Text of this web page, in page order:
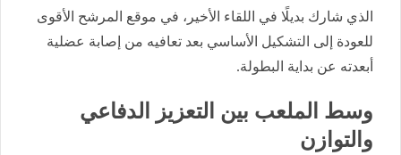
الذي شارك بديلًا في اللقاء الأخير، في موقع المرشح الأقوى
للعودة إلى التشكيل الأساسي بعد تعافيه من إصابة عضلية
أبعدته عن بداية البطولة.
وسط الملعب بين التعزيز الدفاعي
والتوازن